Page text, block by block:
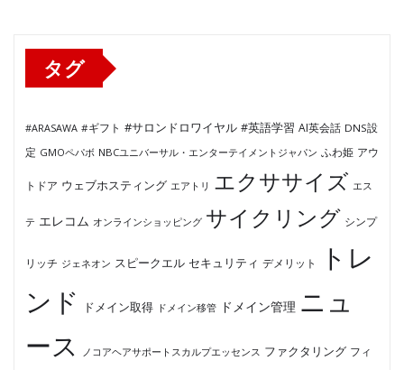
タグ
#ARASAWA #ギフト #サロンドロワイヤル #英語学習 AI英会話 DNS設
定 GMOペパボ NBCユニバーサル・エンターテイメントジャパン ふわ姫 アウ
トドア ウェブホスティング エアトリ エクササイズ エス
テ エレコム オンラインショッピング サイクリング シンプ
リッチ ジェネオン スピークエル セキュリティ デメリット
トレ
ンド
ドメイン取得 ドメイン移管 ドメイン管理 ニュ
ース
ノコアヘアサポートスカルプエッセンス ファクタリング フィ